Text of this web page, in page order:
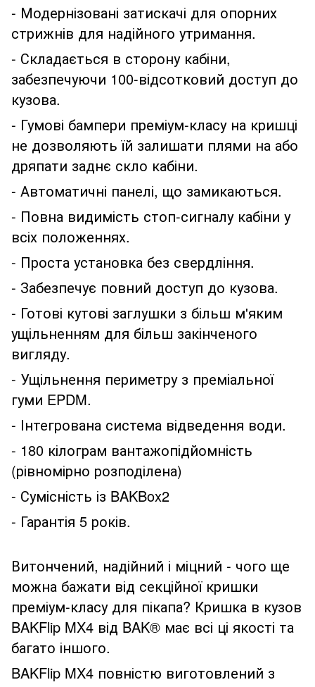
- Модернізовані затискачі для опорних
стрижнів для надійного утримання.
- Складається в сторону кабіни,
забезпечуючи 100-відсотковий доступ до
кузова.
- Гумові бампери преміум-класу на кришці
не дозволяють їй залишати плями на або
дряпати заднє скло кабіни.
- Автоматичні панелі, що замикаються.
- Повна видимість стоп-сигналу кабіни у
всіх положеннях.
- Проста установка без свердління.
- Забезпечує повний доступ до кузова.
- Готові кутові заглушки з більш м'яким
ущільненням для більш закінченого
вигляду.
- Ущільнення периметру з преміальної
гуми EPDM.
- Інтегрована система відведення води.
- 180 кілограм вантажопідйомність
(рівномірно розподілена)
- Сумісність із BAKBox2
- Гарантія 5 років.
Витончений, надійний і міцний - чого ще
можна бажати від секційної кришки
преміум-класу для пікапа? Кришка в кузов
BAKFlip MX4 від BAK® має всі ці якості та
багато іншого.
BAKFlip MX4 повністю виготовлений з